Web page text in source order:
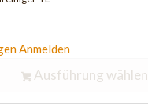
Anmelden
Ausführung wählen